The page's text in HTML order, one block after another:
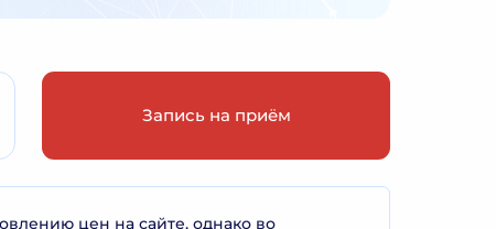
Запись на приём
цен на сайте, однако во